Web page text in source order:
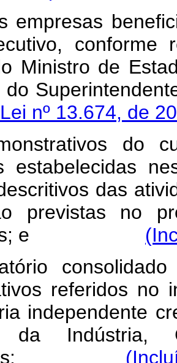
empresas
Ministro de
e do
nº 13.674, de
do
estabelecidas
das
previstas no
e
referidos no
independente
da Indústria,